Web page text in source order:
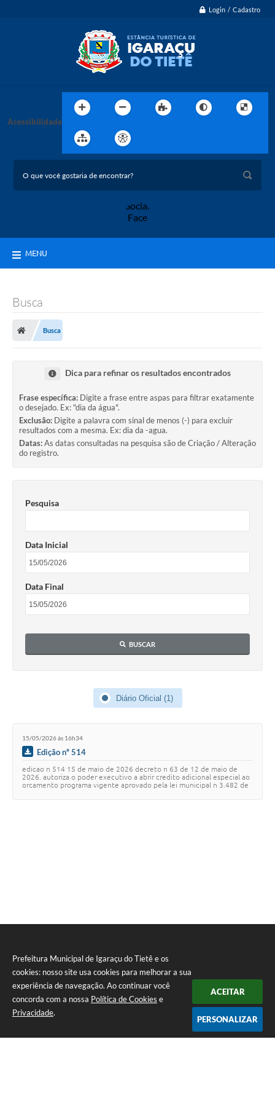
Prefeitura Municipal de Igaraçu do Tietê e os
cookies: nosso site usa cookies para melhorar a sua
experiência de navegação. Ao continuar você
concorda com a nossa Política de Cookies e
Privacidade.
ACEITAR
PERSONALIZAR
Login / Cadastro
Acessibilidade
MENU
Busca
Busca
Dica para refinar os resultados encontrados
Frase específica: Digite a frase entre aspas para filtrar exatamente
o desejado. Ex: "dia da água".
Exclusão: Digite a palavra com sinal de menos (-) para excluir
resultados com a mesma. Ex: dia da -agua.
Datas:As datas consultadas na pesquisa são de Criação / Alteração
do registro.
Pesquisa
Data Inicial
Data Final
BUSCAR
Diário Oficial (1)
15/05/2026 às 16h34
Edição nº 514
edicao n 514 15 de maio de 2026 decreto n 63 de 12 de maio de
2026. autoriza o poder executivo a abrir credito adicional especial ao
orcamento programa vigente aprovado pela lei municipal n 3.482 de